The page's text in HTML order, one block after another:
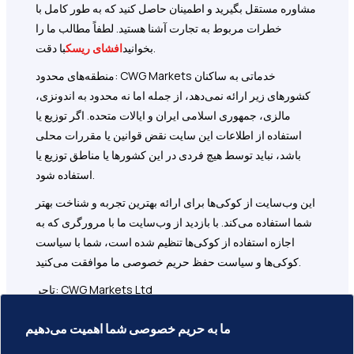
مشاوره مستقل بگیرید و اطمینان حاصل کنید که به طور کامل با
خطرات مربوط به تجارت آشنا هستید. لطفاً مطالب ما را
بخوانیدافشای ریسک
با دقت.
منطقه‌های محدود: CWG Markets خدماتی به ساکنان
کشورهای زیر ارائه نمی‌دهد، از جمله اما نه محدود به اندونزی،
مالزی، جمهوری اسلامی ایران و ایالات متحده. اگر توزیع یا
استفاده از اطلاعات این سایت نقض قوانین یا مقررات محلی
باشد، نباید توسط هیچ فردی در این کشورها یا مناطق توزیع یا
استفاده شود.
این وب‌سایت از کوکی‌ها برای ارائه بهترین تجربه و شناخت بهتر
شما استفاده می‌کند. با بازدید از وب‌سایت ما با مرورگری که به
اجازه استفاده از کوکی‌ها تنظیم شده است، شما با سیاست
کوکی‌ها و سیاست حفظ حریم خصوصی ما موافقت می‌کنید.
تاجر: CWG Markets Ltd
ما به حریم خصوصی شما اهمیت می‌دهیم